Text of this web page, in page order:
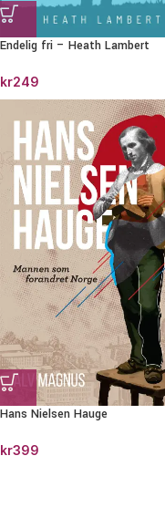
Endelig fri – Heath Lambert
kr249
Hans Nielsen Hauge
kr399